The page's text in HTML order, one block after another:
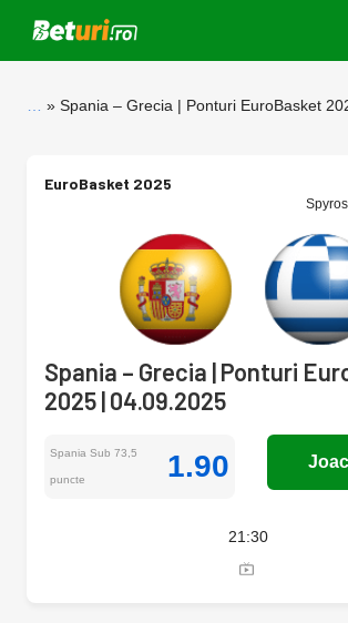
Spania – Grecia | Ponturi EuroBasket
EuroBasket 2025
Spania – Grecia | Ponturi
2025 | 04.09.2025
Spania Sub 73,5
puncte 1.90
21:30